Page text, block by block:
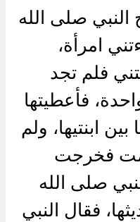
صلى الله
امرأة،
فلم تجد
فأعطيتها
ابنتيها، ولم
فخرجت
صلى الله
فقال النبي